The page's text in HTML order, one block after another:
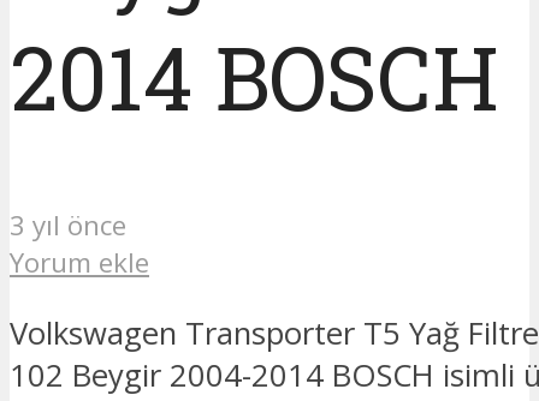
2014 BOSCH
3 yıl önce
Yorum ekle
Volkswagen Transporter T5 Yağ
102 Beygir 2004-2014 BOSCH isimli